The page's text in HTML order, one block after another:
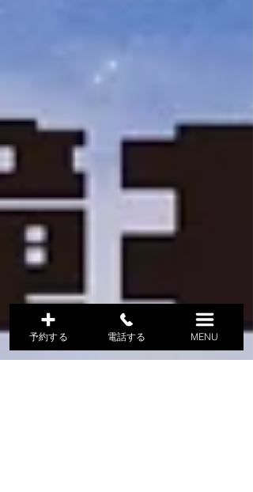
予約する 電話する MENU